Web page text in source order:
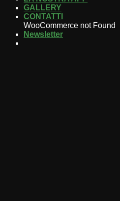
GALLERY
CONTATTI
WooCommerce not Found
Newsletter